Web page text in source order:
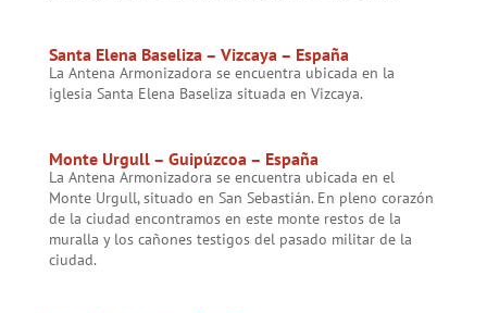
Santa Elena Baseliza – Vizcaya – España
La Antena Armonizadora se encuentra ubicada en la
iglesia Santa Elena Baseliza situada en Vizcaya.
Monte Urgull – Guipúzcoa – España
La Antena Armonizadora se encuentra ubicada en el
Monte Urgull, situado en San Sebastián. En pleno corazón
de la ciudad encontramos en este monte restos de la
muralla y los cañones testigos del pasado militar de la
ciudad.